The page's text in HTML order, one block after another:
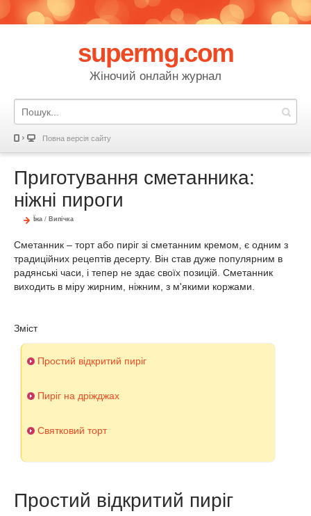
supermg.com
Жіночий онлайн журнал
Повна версія сайту
Приготування сметанника:
ніжні пироги
Їжа / Випічка
Сметанник – торт або пиріг зі сметанним кремом, є одним з
традиційних рецептів десерту. Він став дуже популярним в
радянські часи, і тепер не здає своїх позицій. Сметанник
виходить в міру жирним, ніжним, з м'якими коржами.
Зміст
Простий відкритий пиріг
Пиріг на дріжджах
Святковий торт
Простий відкритий пиріг